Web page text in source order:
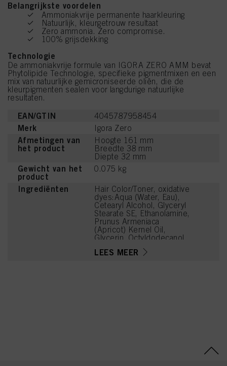
Belangrijkste voordelen
Ammoniakvrije permanente haarkleuring
Natuurlijk, kleurgetrouw resultaat
Zero ammonia. Zero compromise.
100% grijsdekking
Technologie
De ammoniakvrije formule van IGORA ZERO AMM bevat
Phytolipide Technologie, specifieke pigmentmixen en een
mix van natuurlijke gemicroniseerde oliën, die de
kleurpigmenten sealen voor langdurige natuurlijke
resultaten.
EAN/GTIN 4045787958454
Merk Igora Zero
Afmetingen van
het product
Hoogte 161 mm
Breedte 38 mm
Diepte 32 mm
Gewicht van het
product
0.075 kg
Ingrediënten
Hair Color/Toner, oxidative
dyes:Aqua (Water, Eau),
Cetearyl Alcohol, Glyceryl
Stearate SE, Ethanolamine,
Prunus Armeniaca
(Apricot) Kernel Oil,
Glycerin, Octyldodecanol,
Vitis Vinifera (Grape) Seed
LEES MEER